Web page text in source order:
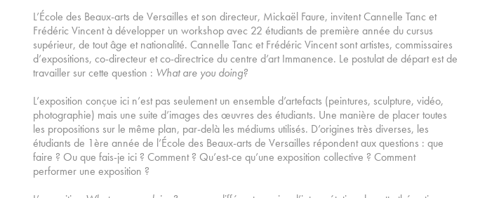
L’École des Beaux-arts de Versailles et son directeur, Mickaël Faure, invitent Cannelle Tanc et
Frédéric Vincent à développer un workshop avec 22 étudiants de première année du cursus
supérieur, de tout âge et nationalité. Cannelle Tanc et Frédéric Vincent sont artistes, commissaires
d’expositions, co-directeur et co-directrice du centre d’art Immanence. Le postulat de départ est de
travailler sur cette question : What are you doing?
L’exposition conçue ici n’est pas seulement un ensemble d’artefacts (peintures, sculpture, vidéo,
photographie) mais une suite d’images des œuvres des étudiants. Une manière de placer toutes
les propositions sur le même plan, par-delà les médiums utilisés. D’origines très diverses, les
étudiants de 1ère année de l’École des Beaux-arts de Versailles répondent aux questions : que
faire ? Ou que fais-je ici ? Comment ? Qu’est-ce qu’une exposition collective ? Comment
performer une exposition ?